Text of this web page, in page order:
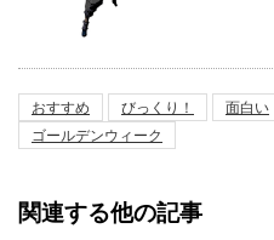
おすすめ びっくり！ 面白い
ゴールデンウィーク
関連する他の記事